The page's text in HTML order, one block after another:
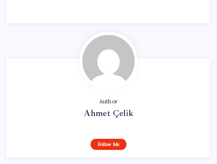
Author
Ahmet Çelik
Follow Me